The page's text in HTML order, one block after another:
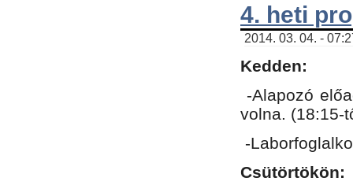
4. heti
2014. 03. 04. -
Kedden:
-Alapozó
volna. (18:15-
-
Csütörtökön: